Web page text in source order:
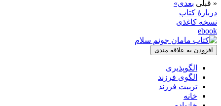
« قبلی بعدی»
دربارۀ کتاب
نسخه کاغذی
ebook
افزودن به علاقه مندی
الگوپذیری
الگوی فرزند
تربیت فرزند
خانه